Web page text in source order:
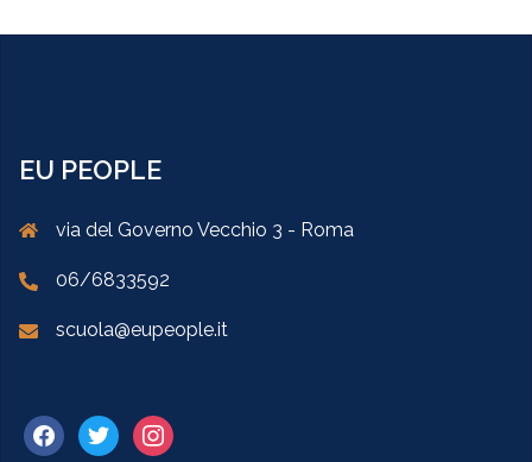
EU PEOPLE
via del Governo Vecchio 3 - Roma
06/6833592
scuola@eupeople.it